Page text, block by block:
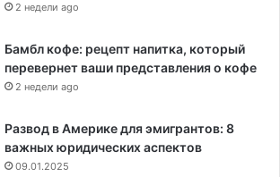
2 недели ago
Бамбл кофе: рецепт напитка, который
перевернет ваши представления о кофе
2 недели ago
Развод в Америке для эмигрантов: 8
важных юридических аспектов
09.01.2025